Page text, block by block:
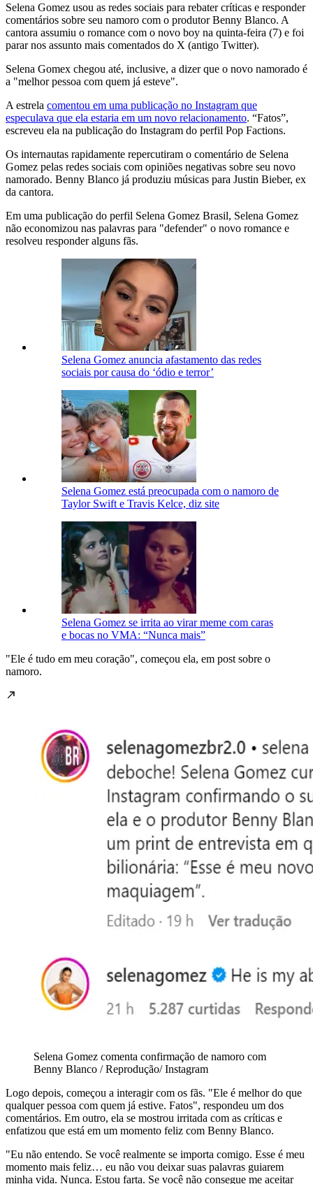
Selena Gomez usou as redes sociais para rebater críticas e responder
comentários sobre seu namoro com o produtor Benny Blanco. A
cantora assumiu o romance com o novo boy na quinta-feira (7) e foi
parar nos assunto mais comentados do X (antigo Twitter).
Selena Gomex chegou até, inclusive, a dizer que o novo namorado é
a "melhor pessoa com quem já esteve".
A estrela comentou em uma publicação no Instagram que
especulava que ela estaria em um novo relacionamento. “Fatos”,
escreveu ela na publicação do Instagram do perfil Pop Factions.
Os internautas rapidamente repercutiram o comentário de Selena
Gomez pelas redes sociais com opiniões negativas sobre seu novo
namorado. Benny Blanco já produziu músicas para Justin Bieber, ex
da cantora.
Em uma publicação do perfil Selena Gomez Brasil, Selena Gomez
não economizou nas palavras para "defender" o novo romance e
resolveu responder alguns fãs.
Selena Gomez anuncia afastamento das redes
sociais por causa do ‘ódio e terror’
Selena Gomez está preocupada com o namoro de
Taylor Swift e Travis Kelce, diz site
Selena Gomez se irrita ao virar meme com caras
e bocas no VMA: “Nunca mais”
"Ele é tudo em meu coração", começou ela, em post sobre o
namoro.
Selena Gomez comenta confirmação de namoro com
Benny Blanco / Reprodução/ Instagram
Logo depois, começou a interagir com os fãs. "Ele é melhor do que
qualquer pessoa com quem já estive. Fatos", respondeu um dos
comentários. Em outro, ela se mostrou irritada com as críticas e
enfatizou que está em um momento feliz com Benny Blanco.
"Eu não entendo. Se você realmente se importa comigo. Esse é meu
momento mais feliz… eu não vou deixar suas palavras guiarem
minha vida. Nunca. Estou farta. Se você não consegue me aceitar